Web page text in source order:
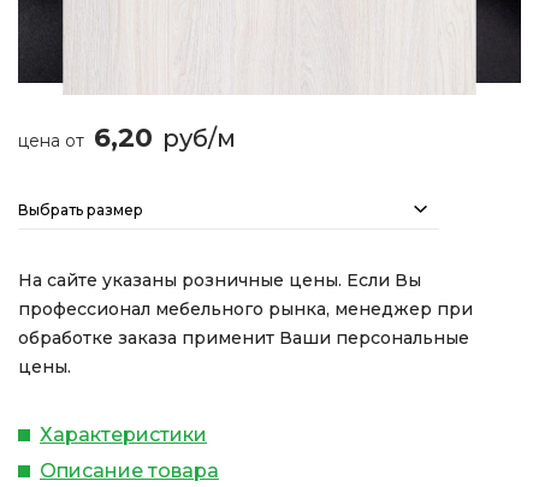
цена от 6,20 руб/м
Выбрать размер
На сайте указаны розничные цены. Если Вы
профессионал мебельного рынка, менеджер при
обработке заказа применит Ваши персональные
цены.
Характеристики
Описание товара